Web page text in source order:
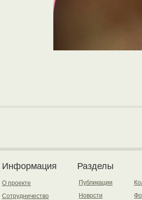
Информация
О проекте
Сотрудничество
Разделы
Публикации
Новости